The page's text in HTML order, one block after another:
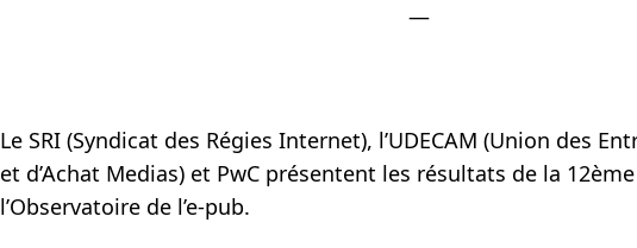
—
Le SRI (Syndicat des Régies Internet), l’UDECAM (Union des
et d’Achat Medias) et PwC présentent les résultats de la
l’Observatoire de l’e-pub.